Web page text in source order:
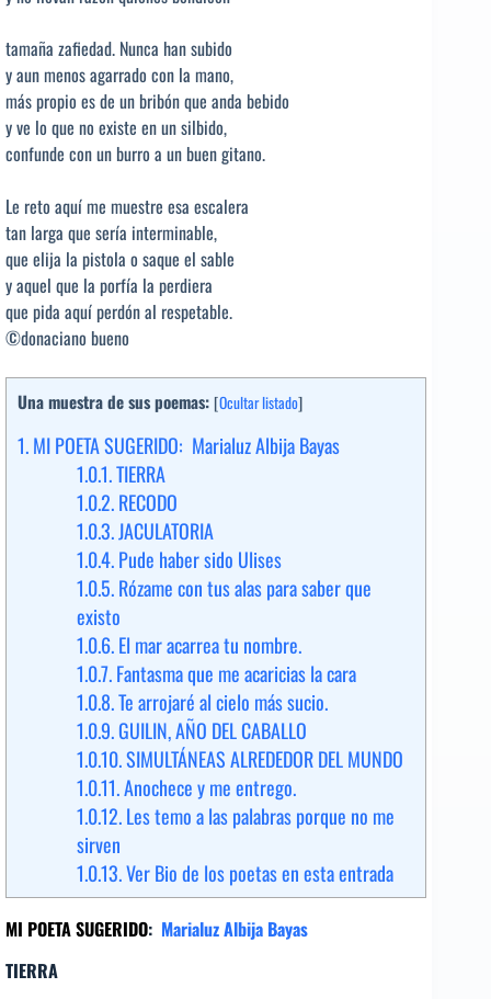
tamaña zafiedad. Nunca han subido
y aun menos agarrado con la mano,
más propio es de un bribón que anda bebido
y ve lo que no existe en un silbido,
confunde con un burro a un buen gitano.
Le reto aquí me muestre esa escalera
tan larga que sería interminable,
que elija la pistola o saque el sable
y aquel que la porfía la perdiera
que pida aquí perdón al respetable.
©donaciano bueno
Una muestra de sus poemas: [Ocultar listado]
1.MI POETA SUGERIDO: Marialuz Albija Bayas
1.0.1.TIERRA
1.0.2.RECODO
1.0.3.JACULATORIA
1.0.4.Pude haber sido Ulises
1.0.5.Rózame con tus alas para saber que
existo
1.0.6.El mar acarrea tu nombre.
1.0.7.Fantasma que me acaricias la cara
1.0.8.Te arrojaré al cielo más sucio.
1.0.9.GUILIN, AÑO DEL CABALLO
1.0.10.SIMULTÁNEAS ALREDEDOR DEL MUNDO
1.0.11.Anochece y me entrego.
1.0.12.Les temo a las palabras porque no me
sirven
1.0.13.Ver Bio de los poetas en esta entrada
MI POETA SUGERIDO: Marialuz Albija Bayas
TIERRA